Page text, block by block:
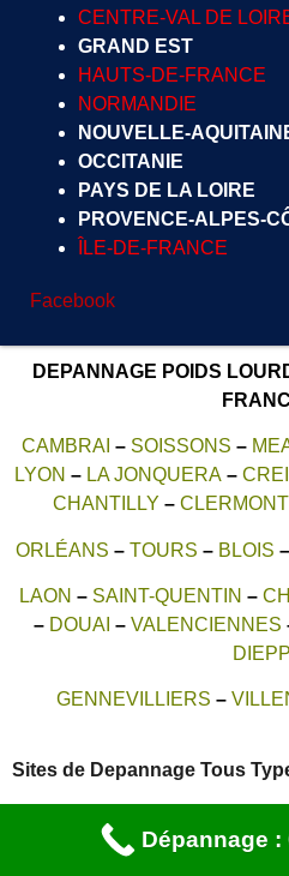
CENTRE-VAL DE
GRAND EST
HAUTS-DE-FRANCE
NORMANDIE
NOUVELLE-
OCCITANIE
PAYS DE LA LOIRE
PROVENCE-ALPES-
ÎLE-DE-FRANCE
Facebook
DEPANNAGE POIDS
CAMBRAI – SOISSONS –
LYON – LA JONQUERA –
CHANTILLY – CLERMONT
ORLÉANS – TOURS – BLOIS –
LAON – SAINT-QUENTIN –
– DOUAI – VALENCIENNES
GENNEVILLIERS –
Sites de Depannage Tous
Inversion Carburant–Serrurier
Dépannage :